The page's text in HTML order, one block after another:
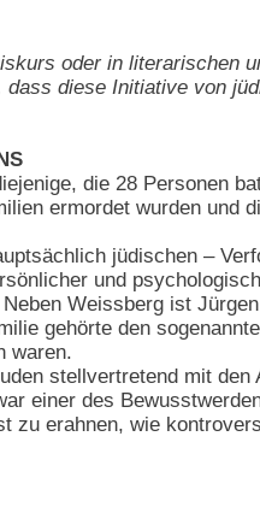
oder in literarischen
diese Initiative von
die 28 Personen
ermordet wurden und
jüdischen –
und
Weissberg ist
gehörte den
waren.
stellvertretend mit den
einer des
zu erahnen, wie